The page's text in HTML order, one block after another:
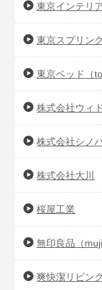
東京インテリ
東京スプリン
東京ベッド（
株式会社ウィ
株式会社シノ
株式会社大川
桜屋工業
無印良品（muji
爽快潔リビン